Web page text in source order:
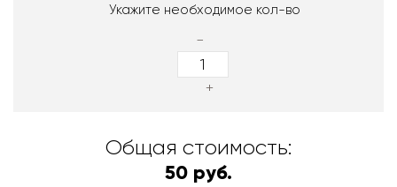
Укажите необходимое кол-во
-
+
Общая стоимость:
50 руб.